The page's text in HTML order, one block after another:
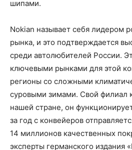
шипами.
Nokian называет себя лидером
рынка, и это подтверждается
среди автолюбителей России.
ключевыми рынками для этой
регионы со сложными
суровыми зимами. Свой филиал
нашей стране, он
за год с конвейеров
14 миллионов качественных
эксперты германского издания